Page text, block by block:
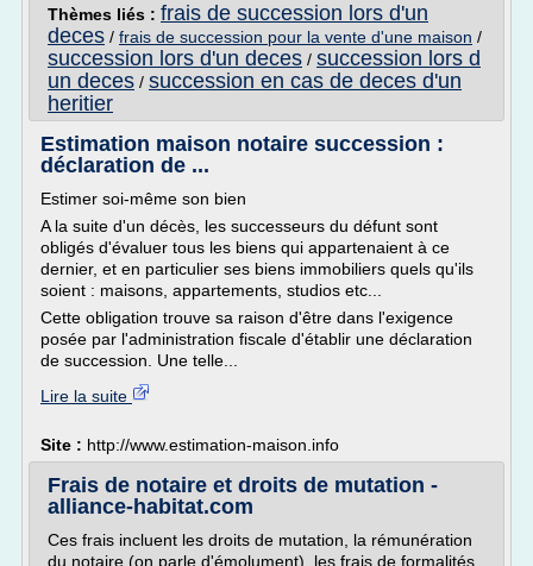
Thèmes liés : frais de succession lors d'un
deces / frais de succession pour la vente d'une maison /
succession lors d'un deces / succession lors d
un deces / succession en cas de deces d'un
heritier
Estimation maison notaire succession :
déclaration de ...
Estimer soi-même son bien
A la suite d'un décès, les successeurs du défunt sont
obligés d'évaluer tous les biens qui appartenaient à ce
dernier, et en particulier ses biens immobiliers quels qu'ils
soient : maisons, appartements, studios etc...
Cette obligation trouve sa raison d'être dans l'exigence
posée par l'administration fiscale d'établir une déclaration
de succession. Une telle...
Lire la suite
Site : http://www.estimation-maison.info
Frais de notaire et droits de mutation -
alliance-habitat.com
Ces frais incluent les droits de mutation, la rémunération
du notaire (on parle d'émolument), les frais de formalités